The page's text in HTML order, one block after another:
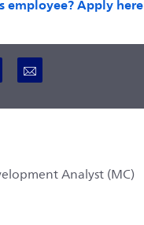
via twittervia LinkedIn
Share via email
Analyst (MC)